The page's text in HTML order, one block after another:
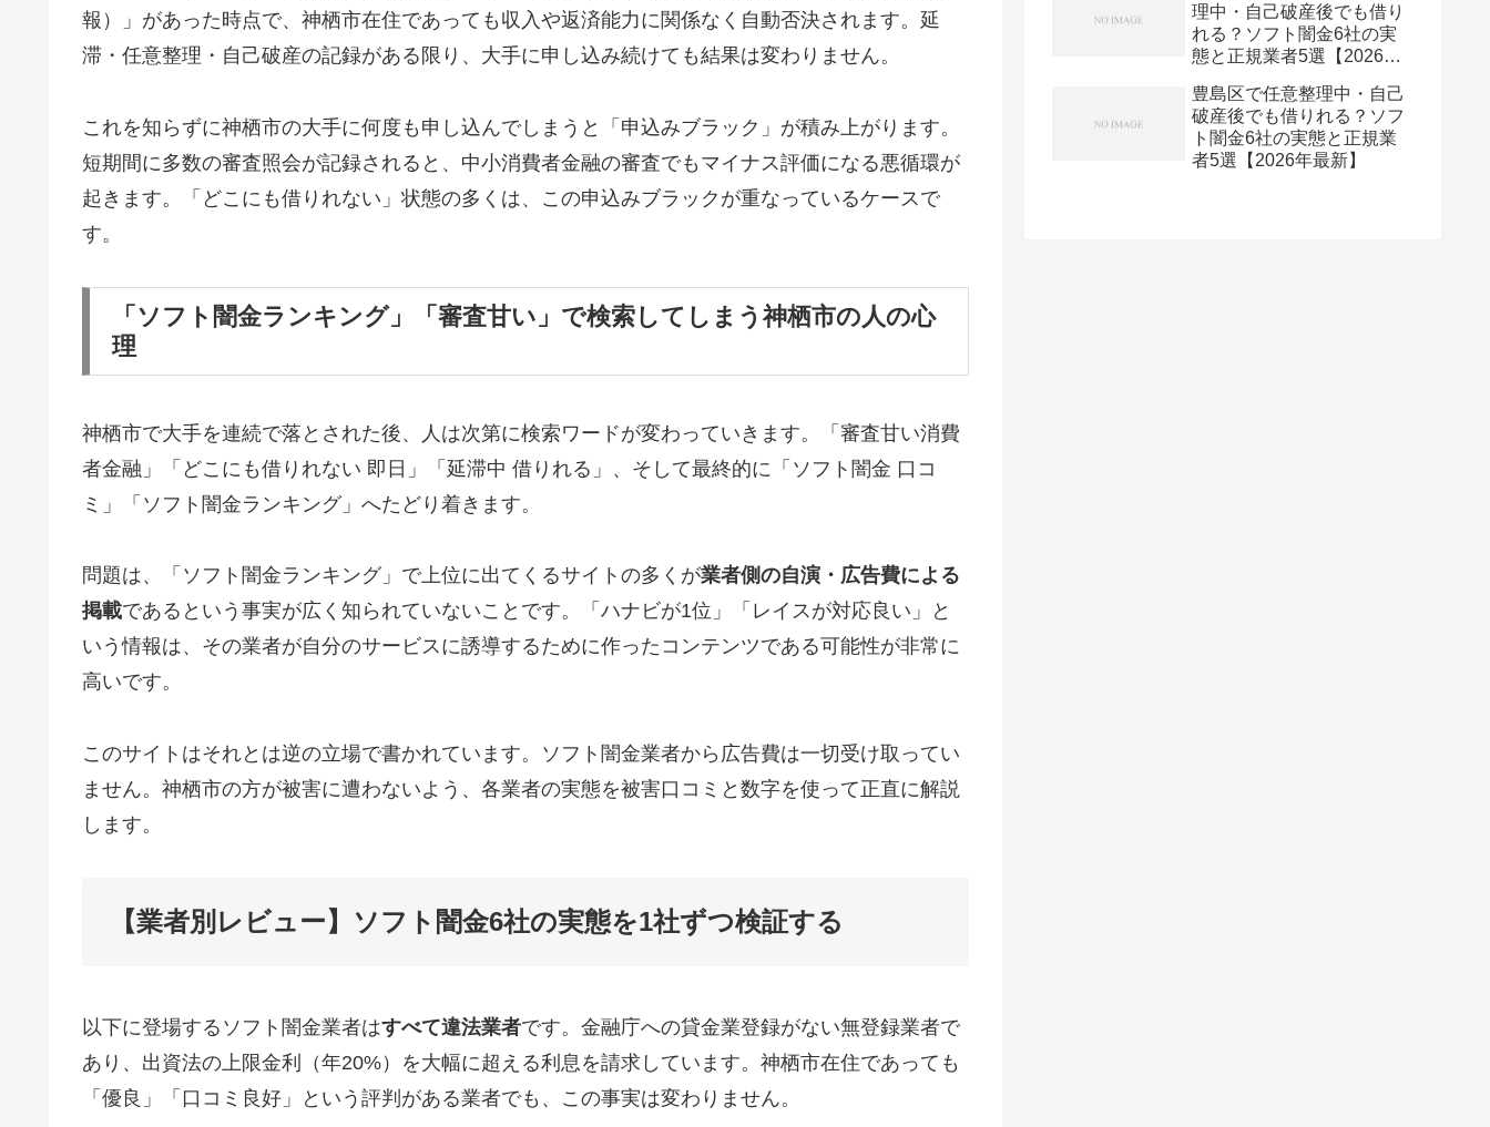
報）」があった時点で、神栖市在住であっても収入や返済能力に関係なく自動否決されます。延
滞・任意整理・自己破産の記録がある限り、大手に申し込み続けても結果は変わりません。
これを知らずに神栖市の大手に何度も申し込んでしまうと「申込みブラック」が積み上がります。
短期間に多数の審査照会が記録されると、中小消費者金融の審査でもマイナス評価になる悪循環が
起きます。「どこにも借りれない」状態の多くは、この申込みブラックが重なっているケースで
す。
「ソフト闇金ランキング」「審査甘い」で検索してしまう神栖市の人の心
理
神栖市で大手を連続で落とされた後、人は次第に検索ワードが変わっていきます。「審査甘い消費
者金融」「どこにも借りれない 即日」「延滞中 借りれる」、そして最終的に「ソフト闇金 口コ
ミ」「ソフト闇金ランキング」へたどり着きます。
問題は、「ソフト闇金ランキング」で上位に出てくるサイトの多くが業者側の自演・広告費による
掲載であるという事実が広く知られていないことです。「ハナビが1位」「レイスが対応良い」と
いう情報は、その業者が自分のサービスに誘導するために作ったコンテンツである可能性が非常に
高いです。
このサイトはそれとは逆の立場で書かれています。ソフト闇金業者から広告費は一切受け取ってい
ません。神栖市の方が被害に遭わないよう、各業者の実態を被害口コミと数字を使って正直に解説
します。
【業者別レビュー】ソフト闇金6社の実態を1社ずつ検証する
以下に登場するソフト闇金業者はすべて違法業者です。金融庁への貸金業登録がない無登録業者で
あり、出資法の上限金利（年20%）を大幅に超える利息を請求しています。神栖市在住であっても
「優良」「口コミ良好」という評判がある業者でも、この事実は変わりません。
理中・自己破産後でも借り
れる？ソフト闇金6社の実
態と正規業者5選【2026年
豊島区で任意整理中・自己
破産後でも借りれる？ソフ
ト闇金6社の実態と正規業
者5選【2026年最新】